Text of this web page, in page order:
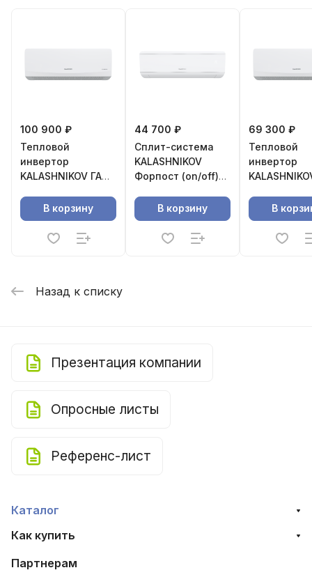
100 900 ₽
Тепловой
инвертор
KALASHNIKOV ГАЛС
G1/KVAC-I-18OD-G1
В корзину
44 700 ₽
Сплит-система
KALASHNIKOV
Форпост (on/off)
FP1/KVAC-09OD-
FP1
В корзину
69 300 ₽
Тепловой
инвертор
G1/KVAC-I-
В
Назад к списку
Презентация компании
Опросные листы
Референс-лист
Каталог
Как купить
Партнерам